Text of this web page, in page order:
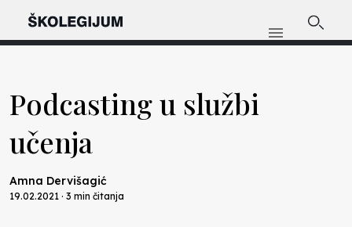
Podcasting u službi
učenja
Amna Dervišagić
19.02.2021 · 3 min čitanja